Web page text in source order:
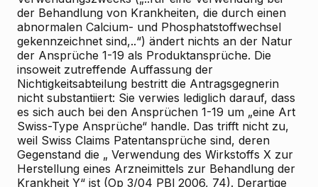
der Behandlung von Krankheiten, die durch einen
abnormalen Calcium- und Phosphatstoffwechsel
gekennzeichnet sind,..“) ändert nichts an der Natur
der Ansprüche 1-19 als Produktansprüche. Die
insoweit zutreffende Auffassung der
Nichtigkeitsabteilung bestritt die Antragsgegnerin
nicht substantiiert: Sie verwies lediglich darauf, dass
es sich auch bei den Ansprüchen 1-19 um „eine Art
Swiss-Type Ansprüche“ handle. Das trifft nicht zu,
weil Swiss Claims Patentansprüche sind, deren
Gegenstand die „ Verwendung des Wirkstoffs X zur
Herstellung eines Arzneimittels zur Behandlung der
Krankheit Y“ ist (Op 3/04 PBl 2006, 74). Derartige